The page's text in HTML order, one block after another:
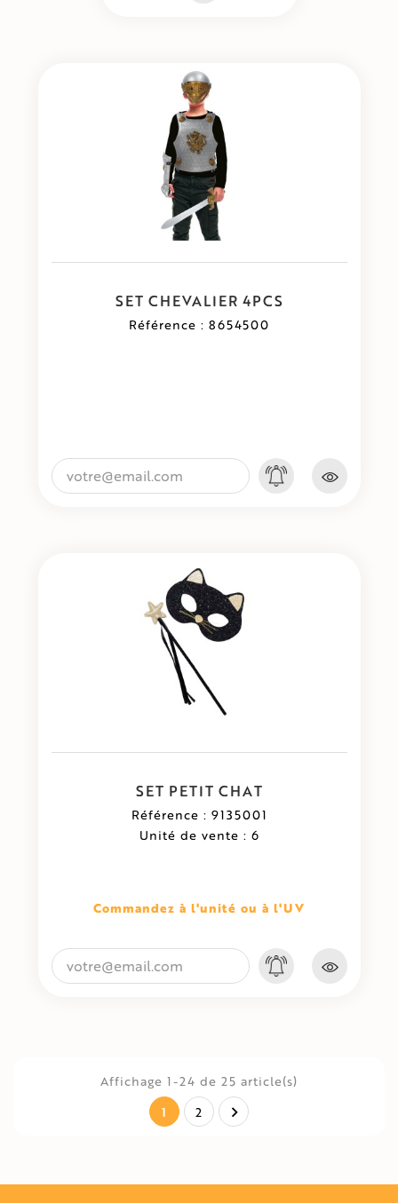
SET CHEVALIER 4PCS
Référence : 8654500
SET PETIT CHAT
Référence : 9135001
Unité de vente : 6
Commandez à l'unité ou à l'UV
Affichage 1-24 de 25 article(s)
1 2 